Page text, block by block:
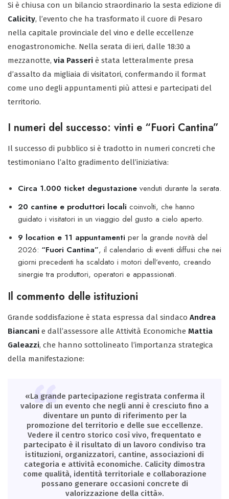
Si è chiusa con un bilancio straordinario la sesta edizione di
Calicity, l’evento che ha trasformato il cuore di Pesaro
nella capitale provinciale del vino e delle eccellenze
enogastronomiche. Nella serata di ieri, dalle 18:30 a
mezzanotte, via Passeri è stata letteralmente presa
d’assalto da migliaia di visitatori, confermando il format
come uno degli appuntamenti più attesi e partecipati del
territorio.
I numeri del successo: vinti e “Fuori Cantina”
Il successo di pubblico si è tradotto in numeri concreti che
testimoniano l’alto gradimento dell’iniziativa:
Circa 1.000 ticket degustazione venduti durante la serata.
20 cantine e produttori locali coinvolti, che hanno
guidato i visitatori in un viaggio del gusto a cielo aperto.
9 location e 11 appuntamenti per la grande novità del
2026: “Fuori Cantina”, il calendario di eventi diffusi che nei
giorni precedenti ha scaldato i motori dell’evento, creando
sinergie tra produttori, operatori e appassionati.
Il commento delle istituzioni
Grande soddisfazione è stata espressa dal sindaco Andrea
Biancani e dall’assessore alle Attività Economiche Mattia
Galeazzi, che hanno sottolineato l’importanza strategica
della manifestazione:
«La grande partecipazione registrata conferma il
valore di un evento che negli anni è cresciuto fino a
diventare un punto di riferimento per la
promozione del territorio e delle sue eccellenze.
Vedere il centro storico così vivo, frequentato e
partecipato è il risultato di un lavoro condiviso tra
istituzioni, organizzatori, cantine, associazioni di
categoria e attività economiche. Calicity dimostra
come qualità, identità territoriale e collaborazione
possano generare occasioni concrete di
valorizzazione della città».